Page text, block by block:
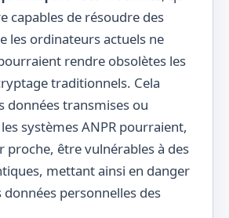
capables de résoudre des
les ordinateurs actuels ne
rendre obsolètes les
traditionnels. Cela
données transmises ou
systèmes ANPR pourraient,
proche, être vulnérables à des
mettant ainsi en danger
données personnelles des